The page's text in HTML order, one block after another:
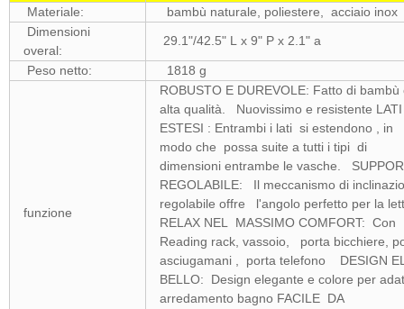
Materiale:
bambù naturale, poliestere, acciaio inox
Dimensioni
overal:
29.1"/42.5" L x 9" P x 2.1" a
Peso netto: 1818 g
funzione
ROBUSTO E DUREVOLE: Fatto di
alta qualità. Nuovissimo e resistente LATI
ESTESI : Entrambi i lati si estendono , in
modo che possa suite a tutti i tipi di
dimensioni entrambe le vasche.
REGOLABILE: Il meccanismo di
regolabile offre l'angolo perfetto per la
RELAX NEL MASSIMO COMFORT: Con
Reading rack, vassoio, porta bicchiere,
asciugamani , porta telefono DESIGN
BELLO: Design elegante e colore per
arredamento bagno FACILE DA